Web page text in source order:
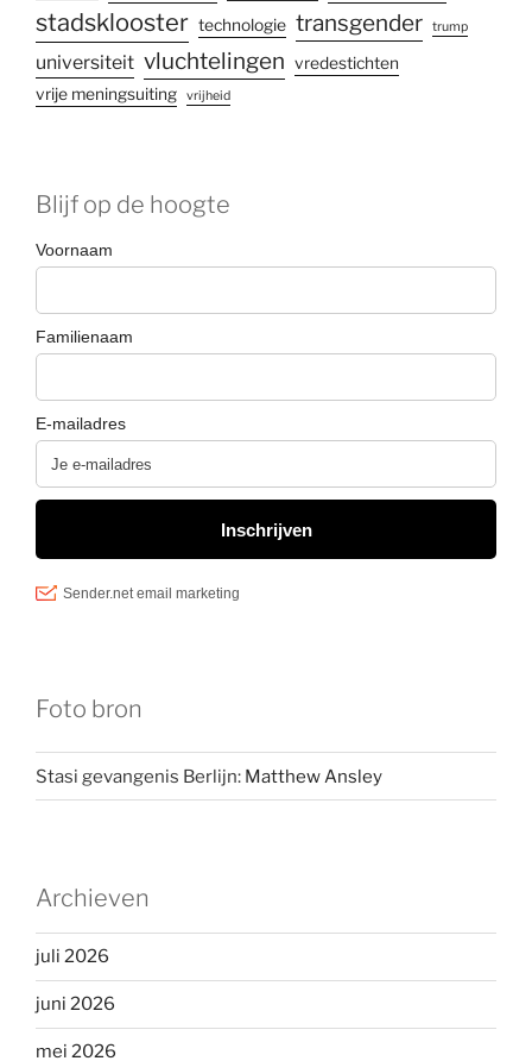
stadsklooster technologie transgender trump
universiteit vluchtelingen vredestichten
vrije meningsuiting
vrijheid
Blijf op de hoogte
Foto bron
Stasi gevangenis Berlijn: Matthew Ansley
Archieven
juli 2026
juni 2026
mei 2026